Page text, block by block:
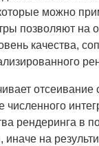
можно
позволяют на
качества,
численного
рендеринга в
иначе на